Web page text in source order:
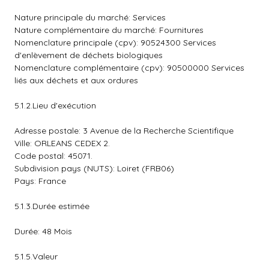
Nature principale du marché: Services
Nature complémentaire du marché: Fournitures
Nomenclature principale (cpv): 90524300 Services
d'enlèvement de déchets biologiques
Nomenclature complémentaire (cpv): 90500000 Services
liés aux déchets et aux ordures
5.1.2.Lieu d'exécution
Adresse postale: 3 Avenue de la Recherche Scientifique
Ville: ORLEANS CEDEX 2.
Code postal: 45071.
Subdivision pays (NUTS): Loiret (FRB06)
Pays: France
5.1.3.Durée estimée
Durée: 48 Mois
5.1.5.Valeur